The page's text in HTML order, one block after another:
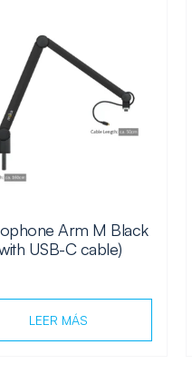
Arm M Black
USB-C cable)
LEER MÁS